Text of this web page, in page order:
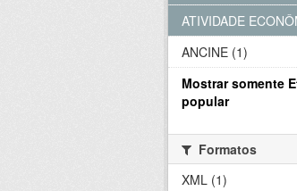
ATIVIDADE
ANCINE (1)
Mostrar somente
popular
Formatos
XML (1)